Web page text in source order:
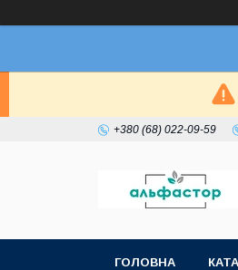
+380 (68) 022-09-59
ГОЛОВНА